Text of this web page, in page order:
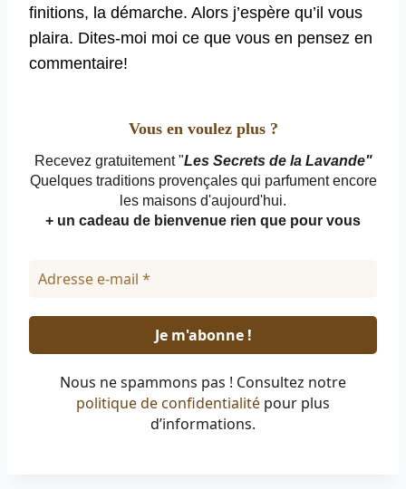
finitions, la démarche. Alors j’espère qu’il vous
plaira. Dites-moi moi ce que vous en pensez en
commentaire!
Vous en voulez plus ?
Recevez gratuitement "Les Secrets de la Lavande"
Quelques traditions provençales qui parfument encore
les maisons d'aujourd'hui.
+ un cadeau de bienvenue rien que pour vous
Nous ne spammons pas ! Consultez notre
politique de confidentialité pour plus
d’informations.